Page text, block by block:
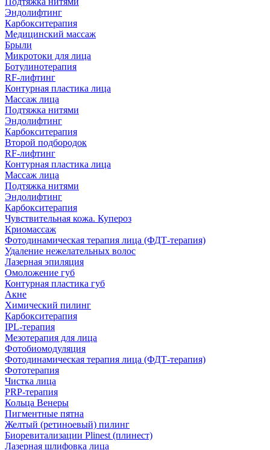
Эндолифтинг
Карбокситерапия
Медицинский массаж
Брыли
Микротоки для лица
Ботулинотерапия
RF-лифтинг
Контурная пластика лица
Массаж лица
Подтяжка нитями
Эндолифтинг
Карбокситерапия
Второй подбородок
RF-лифтинг
Контурная пластика лица
Массаж лица
Подтяжка нитями
Эндолифтинг
Карбокситерапия
Чувствительная кожа. Купероз
Криомассаж
Фотодинамическая терапия лица (ФДТ-терапия)
Удаление нежелательных волос
Лазерная эпиляция
Омоложение губ
Контурная пластика губ
Акне
Химический пилинг
Карбокситерапия
IPL‑терапия
Мезотерапия для лица
Фотобиомодуляция
Фотодинамическая терапия лица (ФДТ-терапия)
Фототерапия
Чистка лица
PRP-терапия
Кольца Венеры
Пигментные пятна
Желтый (ретиноевый) пилинг
Биоревитализации Plinest (плинест)
Лазерная шлифовка лица